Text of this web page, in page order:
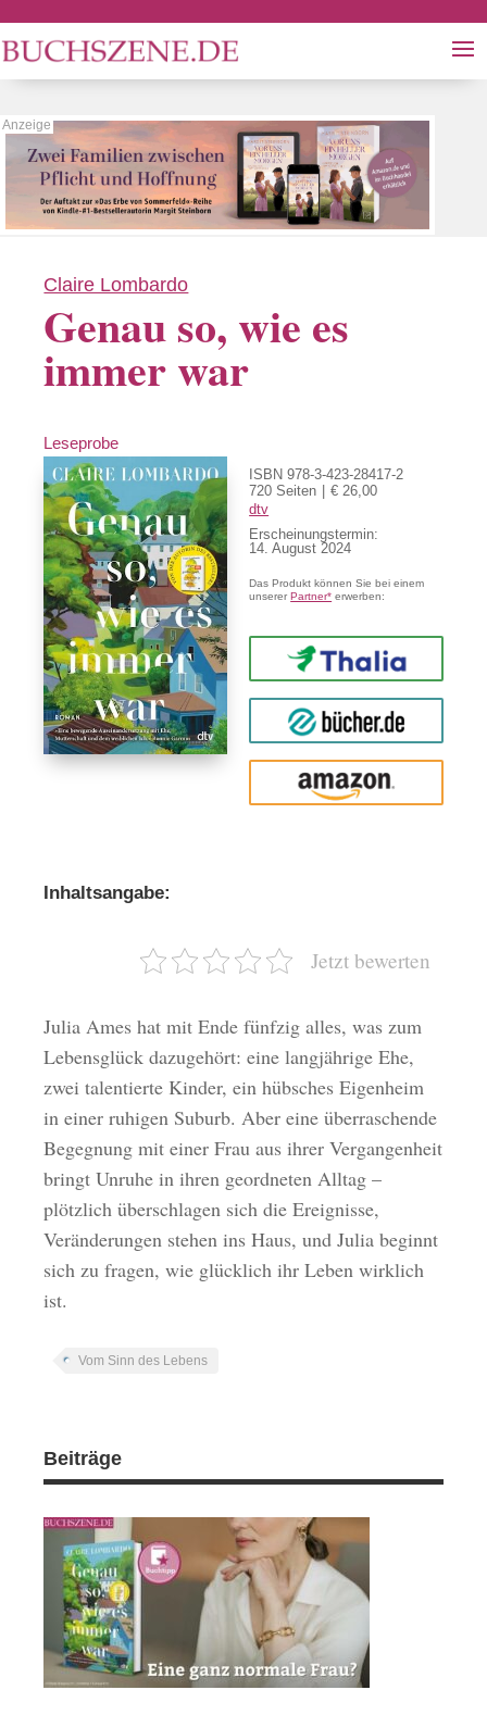
Claire Lombardo
Genau so, wie es
immer war
Leseprobe
ISBN 978-3-423-28417-2
720 Seiten
€ 26,00
dtv
Erscheinungstermin:
14. August 2024
Das Produkt können Sie bei einem
unsererPartner* erwerben:
Thalia
buecher.de
Amazon
Inhaltsangabe:
Jetzt bewerten
Julia Ames hat mit Ende fünfzig alles, was zum
Lebensglück dazugehört: eine langjährige Ehe,
zwei talentierte Kinder, ein hübsches Eigenheim
in einer ruhigen Suburb. Aber eine überraschende
Begegnung mit einer Frau aus ihrer Vergangenheit
bringt Unruhe in ihren geordneten Alltag –
plötzlich überschlagen sich die Ereignisse,
Veränderungen stehen ins Haus, und Julia beginnt
sich zu fragen, wie glücklich ihr Leben wirklich
ist.
Vom Sinn des Lebens
Beiträge